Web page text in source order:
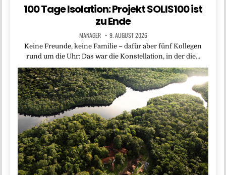
100 Tage Isolation: Projekt SOLIS100 ist
zu Ende
MANAGER 9. AUGUST 2026
Keine Freunde, keine Familie – dafür aber fünf Kollegen
rund um die Uhr: Das war die Konstellation, in der die…